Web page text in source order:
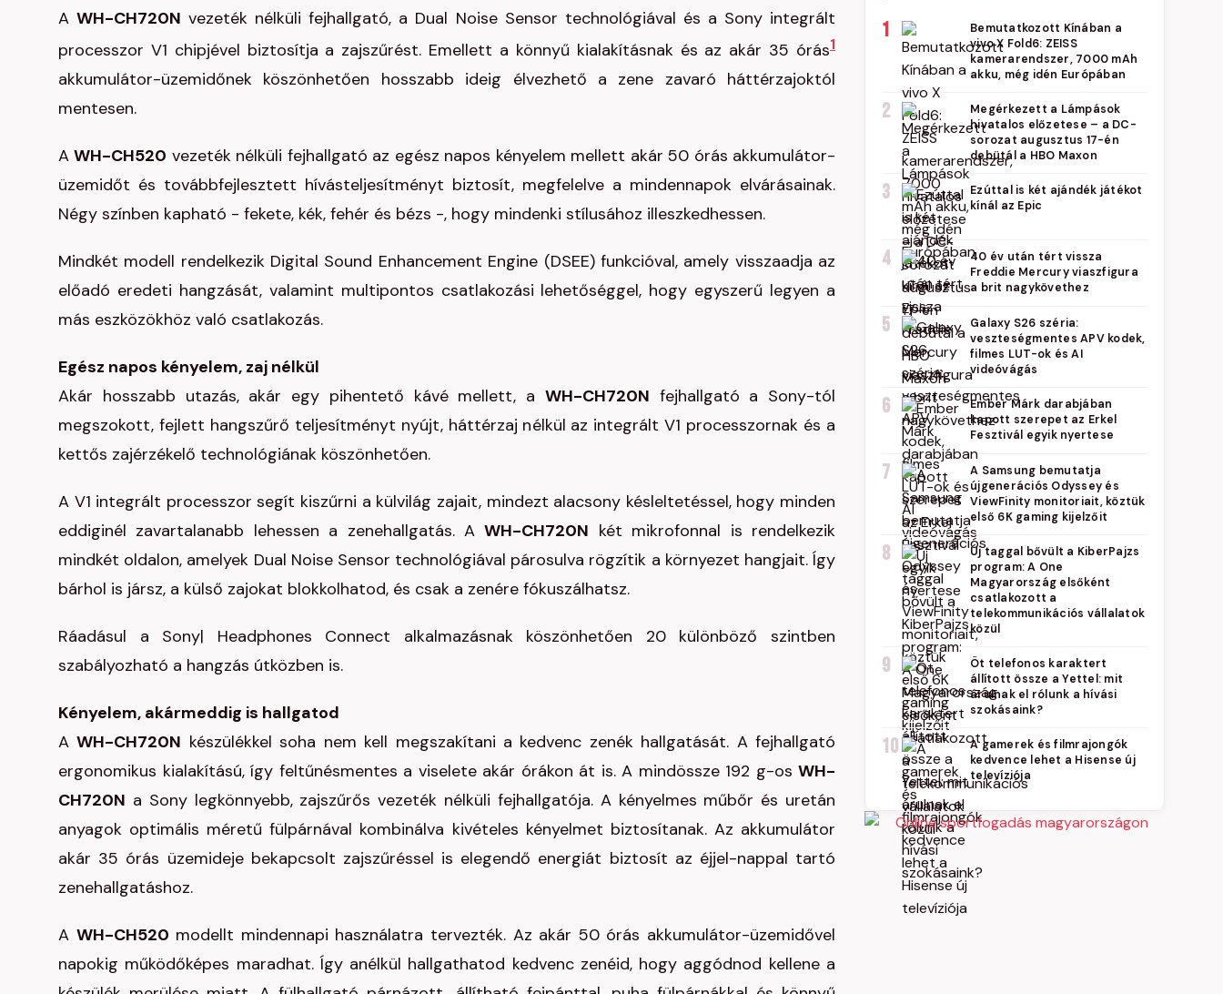
AWH-CH720N vezeték nélküli fejhallgató, a Dual Noise Sensor technológiával és a Sony integrált
processzor V1 chipjével biztosítja a zajszűrést. Emellett a könnyű kialakításnak és az akár 35 órás1
akkumulátor-üzemidőnek köszönhetően hosszabb ideig élvezhető a zene zavaró háttérzajoktól
mentesen.
AWH-CH520 vezeték nélküli fejhallgató az egész napos kényelem mellett akár 50 órás akkumulátor-
üzemidőt és továbbfejlesztett hívásteljesítményt biztosít, megfelelve a mindennapok elvárásainak.
Négy színben kapható - fekete, kék, fehér és bézs -, hogy mindenki stílusához illeszkedhessen.
Mindkét modell rendelkezik Digital Sound Enhancement Engine (DSEE) funkcióval, amely visszaadja az
előadó eredeti hangzását, valamint multipontos csatlakozási lehetőséggel, hogy egyszerű legyen a
más eszközökhöz való csatlakozás.
Egész napos kényelem, zaj nélkül
Akár hosszabb utazás, akár egy pihentető kávé mellett, a WH-CH720N fejhallgató a Sony-tól
megszokott, fejlett hangszűrő teljesítményt nyújt, háttérzaj nélkül az integrált V1 processzornak és a
kettős zajérzékelő technológiának köszönhetően.
A V1 integrált processzor segít kiszűrni a külvilág zajait, mindezt alacsony késleltetéssel, hogy minden
eddiginél zavartalanabb lehessen a zenehallgatás. AWH-CH720N két mikrofonnal is rendelkezik
mindkét oldalon, amelyek Dual Noise Sensor technológiával párosulva rögzítik a környezet hangjait. Így
bárhol is jársz, a külső zajokat blokkolhatod, és csak a zenére fókuszálhatsz.
Ráadásul a Sony| Headphones Connect alkalmazásnak köszönhetően 20 különböző szintben
szabályozható a hangzás útközben is.
Kényelem, akármeddig is hallgatod
AWH-CH720N készülékkel soha nem kell megszakítani a kedvenc zenék hallgatását. A fejhallgató
ergonomikus kialakítású, így feltűnésmentes a viselete akár órákon át is. A mindössze 192 g-os WH-
CH720N a Sony legkönnyebb, zajszűrős vezeték nélküli fejhallgatója. A kényelmes műbőr és uretán
anyagok optimális méretű fülpárnával kombinálva kivételes kényelmet biztosítanak. Az akkumulátor
akár 35 órás üzemideje bekapcsolt zajszűréssel is elegendő energiát biztosít az éjjel-nappal tartó
zenehallgatáshoz.
A WH-CH520 modellt mindennapi használatra tervezték. Az akár 50 órás akkumulátor-üzemidővel
napokig működőképes maradhat. Így anélkül hallgathatod kedvenc zenéid, hogy aggódnod kellene a
1
Bemutatkozott Kínában a
vivo X Fold6: ZEISS
kamerarendszer, 7000 mAh
akku, még idén Európában
2
Megérkezett a Lámpások
hivatalos előzetese – a DC-
sorozat augusztus 17-én
debütál a HBO Maxon
3
Ezúttal is két ajándék játékot
kínál az Epic
4
40 év után tért vissza
Freddie Mercury viaszfigura
a brit nagykövethez
5
Galaxy S26 széria:
veszteségmentes APV kodek,
filmes LUT-ok és AI
videóvágás
6
Ember Márk darabjában
kapott szerepet az Erkel
Fesztivál egyik nyertese
7
A Samsung bemutatja
újgenerációs Odyssey és
ViewFinity monitoriait, köztük
első 6K gaming kijelzőit
8
Új taggal bővült a KiberPajzs
program: A One
Magyarország elsőként
csatlakozott a
telekommunikációs vállalatok
közül
9
Öt telefonos karaktert
állított össze a Yettel: mit
árulnak el rólunk a hívási
szokásaink?
10
A gamerek és filmrajongók
kedvence lehet a Hisense új
televíziója